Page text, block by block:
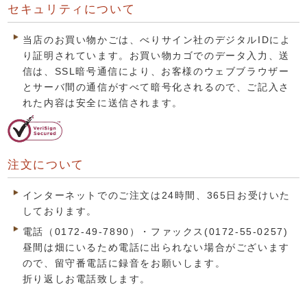
セキュリティについて
当店のお買い物かごは、べりサイン社のデジタルIDによ
り証明されています。お買い物カゴでのデータ入力、送
信は、SSL暗号通信により、お客様のウェブブラウザー
とサーバ間の通信がすべて暗号化されるので、ご記入さ
れた内容は安全に送信されます。
注文について
インターネットでのご注文は24時間、365日お受けいた
しております。
電話（0172-49-7890）・ファックス(0172-55-0257)
昼間は畑にいるため電話に出られない場合がございます
ので、留守番電話に録音をお願いします。
折り返しお電話致します。